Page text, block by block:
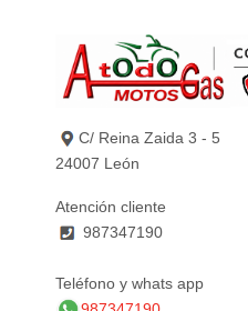
C/ Reina Zaida 3 - 5
24007 León
Atención cliente
987347190
Teléfono y whats app